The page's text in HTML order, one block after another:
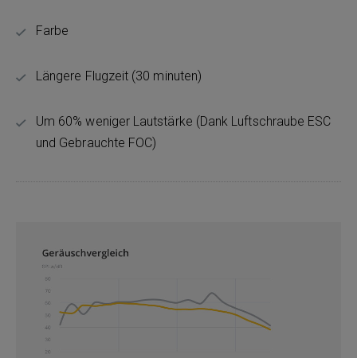
Farbe
Längere Flugzeit (30 minuten)
Um 60% weniger Lautstärke (Dank Luftschraube ESC
und Gebrauchte FOC)